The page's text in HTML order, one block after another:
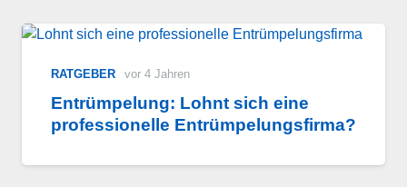
RATGEBER vor 4 Jahren
Entrümpelung: Lohnt sich eine
professionelle Entrümpelungsfirma?